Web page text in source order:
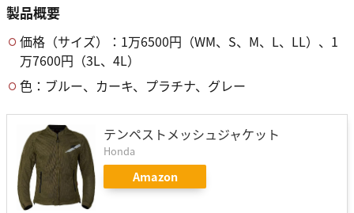
製品概要
価格（サイズ）：1万6500円（WM、S、M、L、LL）、1
万7600円（3L、4L）
色：ブルー、カーキ、プラチナ、グレー
テンペストメッシュジャケット
Honda
Amazon